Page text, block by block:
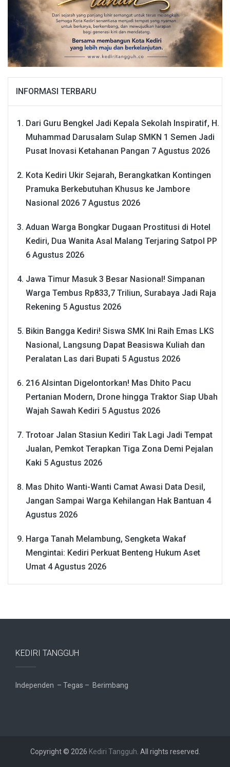
INFORMASI TERBARU
Dari Guru Bengkel Jadi Kepala Sekolah Inspiratif, H.
Muhammad Darusalam Sulap SMKN 1 Semen Jadi
Pusat Inovasi Ketahanan Pangan 7 Agustus 2026
Kota Kediri Ukir Sejarah, Berangkatkan Kontingen
Pramuka Berkebutuhan Khusus ke Jambore
Nasional 2026 7 Agustus 2026
Aduan Warga Bongkar Dugaan Prostitusi di Hotel
Kediri, Dua Wanita Asal Malang Terjaring Satpol PP
6 Agustus 2026
Jawa Timur Masuk 3 Besar Nasional! Simpanan
Warga Tembus Rp833,7 Triliun, Surabaya Jadi Raja
Rekening 5 Agustus 2026
Bikin Bangga Kediri! Siswa SMK Ini Raih Emas LKS
Nasional, Langsung Dapat Beasiswa Kuliah dan
Peralatan Las dari Bupati 5 Agustus 2026
216 Alsintan Digelontorkan! Mas Dhito Pacu
Pertanian Modern, Drone hingga Traktor Siap Ubah
Wajah Sawah Kediri 5 Agustus 2026
Trotoar Jalan Stasiun Kediri Tak Lagi Jadi Tempat
Jualan, Pemkot Terapkan Tiga Zona Demi Pejalan
Kaki 5 Agustus 2026
Mas Dhito Wanti-Wanti Camat Awasi Data Desil,
Jangan Sampai Warga Kehilangan Hak Bantuan 4
Agustus 2026
Harga Tanah Melambung, Sengketa Wakaf
Mengintai: Kediri Perkuat Benteng Hukum Aset
Umat 4 Agustus 2026
KEDIRI TANGGUH
Independen – Tegas – Berimbang
Copyright © 2026 Kediri Tangguh . All rights reserved.